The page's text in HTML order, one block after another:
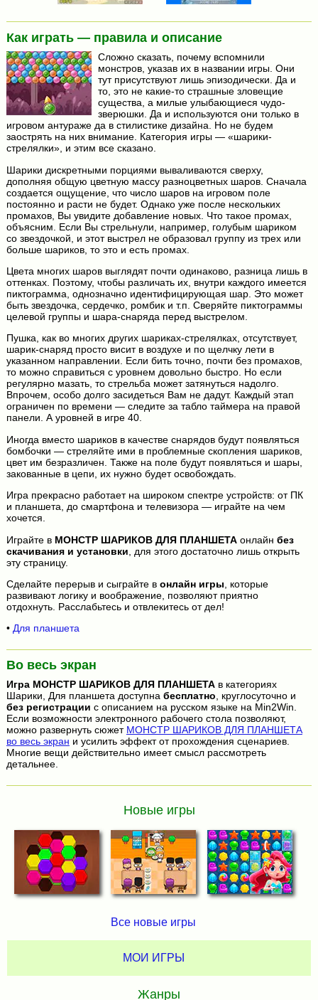
Как играть — правила и описание
Сложно сказать, почему вспомнили
монстров, указав их в названии игры. Они
тут присутствуют лишь эпизодически. Да и
то, это не какие-то страшные зловещие
существа, а милые улыбающиеся чудо-
зверюшки. Да и используются они только в
игровом антураже да в стилистике дизайна. Но не будем
заострять на них внимание. Категория игры — «шарики-
стрелялки», и этим все сказано.
Шарики дискретными порциями вываливаются сверху,
дополняя общую цветную массу разноцветных шаров. Сначала
создается ощущение, что число шаров на игровом поле
постоянно и расти не будет. Однако уже после нескольких
промахов, Вы увидите добавление новых. Что такое промах,
объясним. Если Вы стрельнули, например, голубым шариком
со звездочкой, и этот выстрел не образовал группу из трех или
больше шариков, то это и есть промах.
Цвета многих шаров выглядят почти одинаково, разница лишь в
оттенках. Поэтому, чтобы различать их, внутри каждого имеется
пиктограмма, однозначно идентифицирующая шар. Это может
быть звездочка, сердечко, ромбик и т.п. Сверяйте пиктограммы
целевой группы и шара-снаряда перед выстрелом.
Пушка, как во многих других шариках-стрелялках, отсутствует,
шарик-снаряд просто висит в воздухе и по щелчку лети в
указанном направлении. Если бить точно, почти без промахов,
то можно справиться с уровнем довольно быстро. Но если
регулярно мазать, то стрельба может затянуться надолго.
Впрочем, особо долго засидеться Вам не дадут. Каждый этап
ограничен по времени — следите за табло таймера на правой
панели. А уровней в игре 40.
Иногда вместо шариков в качестве снарядов будут появляться
бомбочки — стреляйте ими в проблемные скопления шариков,
цвет им безразличен. Также на поле будут появляться и шары,
закованные в цепи, их нужно будет освобождать.
Игра прекрасно работает на широком спектре устройств: от ПК
и планшета, до смартфона и телевизора — играйте на чем
хочется.
Играйте в МОНСТР ШАРИКОВ ДЛЯ ПЛАНШЕТАонлайн без
скачивания и установки , для этого достаточно лишь открыть
эту страницу.
Сделайте перерыв и сыграйте в онлайн игры , которые
развивают логику и воображение, позволяют приятно
отдохнуть. Расслабьтесь и отвлекитесь от дел!
• Для планшета
Во весь экран
Игра МОНСТР ШАРИКОВ ДЛЯ ПЛАНШЕТАв категориях
Шарики, Для планшета доступна бесплатно, круглосуточно и
без регистрации с описанием на русском языке на Min2Win.
Если возможности электронного рабочего стола позволяют,
можно развернуть сюжет МОНСТР ШАРИКОВ ДЛЯ ПЛАНШЕТА
во весь экран и усилить эффект от прохождения сценариев.
Многие вещи действительно имеет смысл рассмотреть
детальнее.
Новые игры
Все новые игры
МОИ ИГРЫ
Жанры